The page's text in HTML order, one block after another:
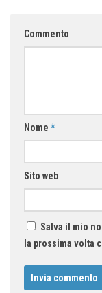
Commento
Nome *
Sito web
Salva il mio
la prossima volta